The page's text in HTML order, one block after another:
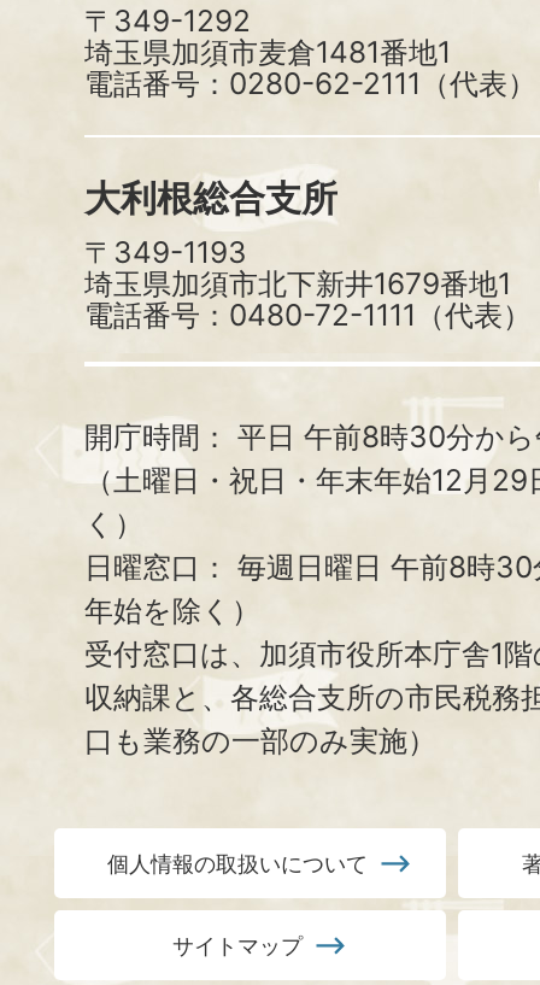
〒349-1292
埼玉県加須市麦倉1481番地1
電話番号：0280-62-2111（代表）
大利根総合支所
〒349-1193
埼玉県加須市北下新井1679番地1
電話番号：0480-72-1111（代表）
開庁時間： 平日 午前8時30分か
（土曜日・祝日・年末年始12月
く）
日曜窓口： 毎週日曜日 午前8時
年始を除く）
受付窓口は、加須市役所本庁舎1
収納課と、 各総合支所の市民税務
口も業務の一部のみ実施）
個人情報の取扱いについて
サイトマップ